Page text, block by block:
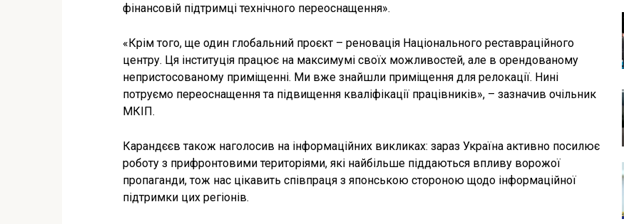
фінансовій підтримці технічного переоснащення».
«Крім того, ще один глобальний проєкт – реновація Національного реставраційного
центру. Ця інституція працює на максимумі своїх можливостей, але в орендованому
непристосованому приміщенні. Ми вже знайшли приміщення для релокації. Нині
потруємо переоснащення та підвищення кваліфікації працівників», – зазначив очільник
МКІП.
Карандєєв також наголосив на інформаційних викликах: зараз Україна активно посилює
роботу з прифронтовими територіями, які найбільше піддаються впливу ворожої
пропаганди, тож нас цікавить співпраця з японською стороною щодо інформаційної
підтримки цих регіонів.